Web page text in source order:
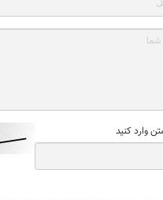
وارد کنید